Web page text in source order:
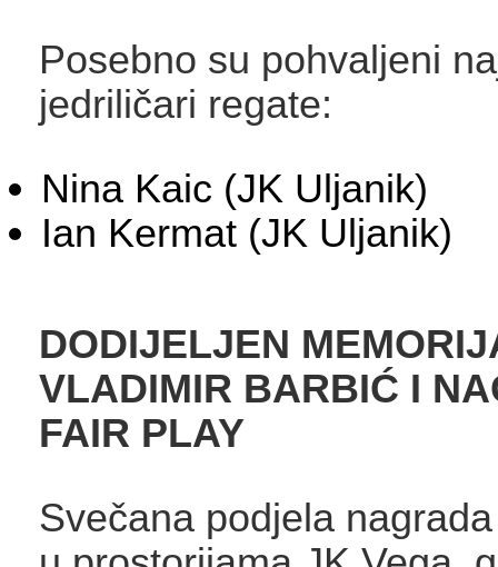
Posebno su pohvaljeni
jedriličari regate:
Nina Kaic (JK Uljanik)
Ian Kermat (JK Uljanik)
DODIJELJEN
VLADIMIR BARBIĆ I
FAIR PLAY
Svečana podjela